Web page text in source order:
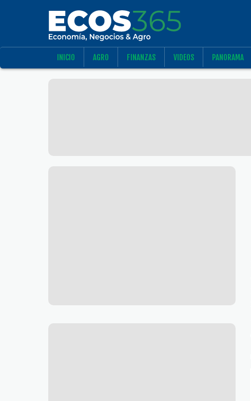
INICIO AGRO FINANZAS VIDEOS PANORAMA